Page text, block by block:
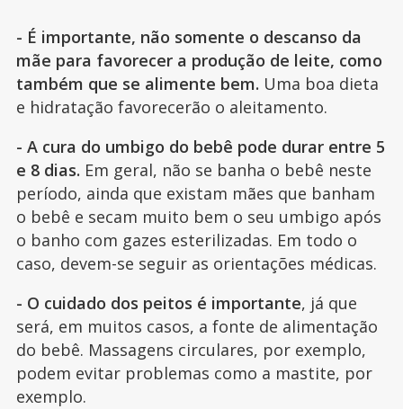
- É importante, não somente o descanso da
mãe para favorecer a produção de leite, como
também que se alimente bem. Uma boa dieta
e hidratação favorecerão o aleitamento.
- A cura do umbigo do bebê pode durar entre 5
e 8 dias. Em geral, não se banha o bebê neste
período, ainda que existam mães que banham
o bebê e secam muito bem o seu umbigo após
o banho com gazes esterilizadas. Em todo o
caso, devem-se seguir as orientações médicas.
- O cuidado dos peitos é importante, já que
será, em muitos casos, a fonte de alimentação
do bebê. Massagens circulares, por exemplo,
podem evitar problemas como a mastite, por
exemplo.